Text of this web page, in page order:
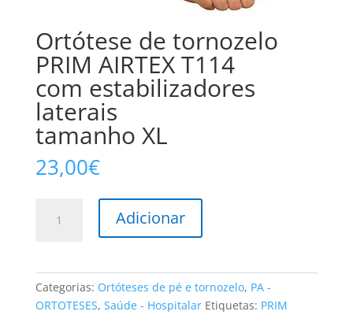
Ortótese de tornozelo
PRIM AIRTEX T114
com estabilizadores
laterais
tamanho XL
23,00€
tornozelo
PRIM
Adicionar
Categorias: Ortóteses de pé e tornozelo, PA -
ORTOTESES, Saúde - Hospitalar Etiquetas: PRIM